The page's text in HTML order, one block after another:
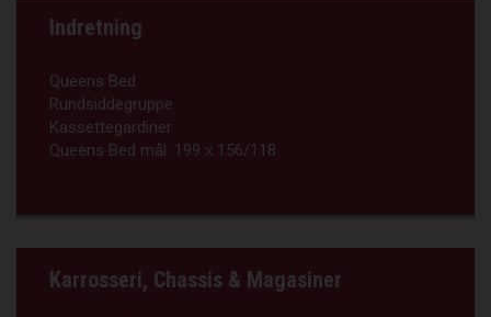
Indretning
Queens Bed
Rundsiddegruppe
Kassettegardiner
Queens Bed mål: 199 x 156/118
Karrosseri, Chassis & Magasiner